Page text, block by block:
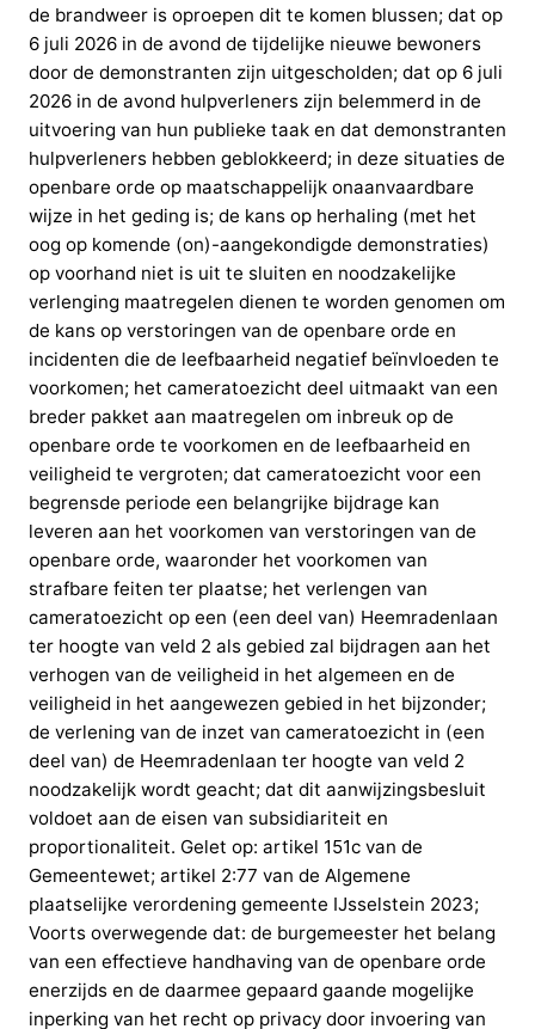
de brandweer is oproepen dit te komen blussen; dat op
6 juli 2026 in de avond de tijdelijke nieuwe bewoners
door de demonstranten zijn uitgescholden; dat op 6 juli
2026 in de avond hulpverleners zijn belemmerd in de
uitvoering van hun publieke taak en dat demonstranten
hulpverleners hebben geblokkeerd; in deze situaties de
openbare orde op maatschappelijk onaanvaardbare
wijze in het geding is; de kans op herhaling (met het
oog op komende (on)-aangekondigde demonstraties)
op voorhand niet is uit te sluiten en noodzakelijke
verlenging maatregelen dienen te worden genomen om
de kans op verstoringen van de openbare orde en
incidenten die de leefbaarheid negatief beïnvloeden te
voorkomen; het cameratoezicht deel uitmaakt van een
breder pakket aan maatregelen om inbreuk op de
openbare orde te voorkomen en de leefbaarheid en
veiligheid te vergroten; dat cameratoezicht voor een
begrensde periode een belangrijke bijdrage kan
leveren aan het voorkomen van verstoringen van de
openbare orde, waaronder het voorkomen van
strafbare feiten ter plaatse; het verlengen van
cameratoezicht op een (een deel van) Heemradenlaan
ter hoogte van veld 2 als gebied zal bijdragen aan het
verhogen van de veiligheid in het algemeen en de
veiligheid in het aangewezen gebied in het bijzonder;
de verlening van de inzet van cameratoezicht in (een
deel van) de Heemradenlaan ter hoogte van veld 2
noodzakelijk wordt geacht; dat dit aanwijzingsbesluit
voldoet aan de eisen van subsidiariteit en
proportionaliteit. Gelet op: artikel 151c van de
Gemeentewet; artikel 2:77 van de Algemene
plaatselijke verordening gemeente IJsselstein 2023;
Voorts overwegende dat: de burgemeester het belang
van een effectieve handhaving van de openbare orde
enerzijds en de daarmee gepaard gaande mogelijke
inperking van het recht op privacy door invoering van